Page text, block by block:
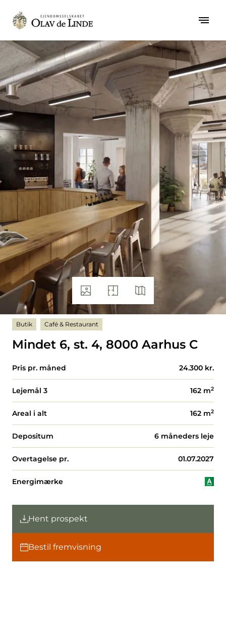
Butik Café & Restaurant
Mindet 6, st. 4, 8000 Aarhus C
Pris pr. måned 24.300 kr.
Lejemål 3 162 m2
Areal i alt 162 m2
Depositum 6 måneders leje
Overtagelse pr. 01.07.2027
Energimærke
Hent prospekt
Bestil fremvisning